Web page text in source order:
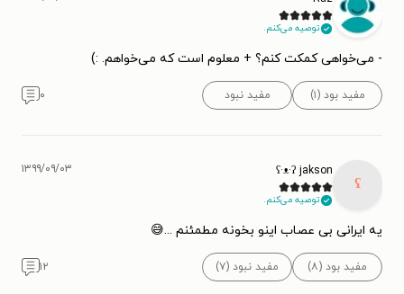
توصیه می‌کنم.
- می‌خواهی کمکت کنم؟ + معلوم است که می‌خواهم. :)
مفید بود (۱) مفید نبود ۰
ʕ
ʕ·ᴥ·ʔ jakson
توصیه می‌کنم.
۱۳۹۹/۰۹/۰۳
یه ایرانی بی عصاب اینو بخونه مطمئنم ...😅
مفید بود (۸) مفید نبود (۷) ۱۲